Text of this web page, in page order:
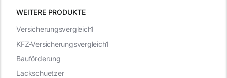
WEITERE PRODUKTE
Versicherungsvergleich1
KFZ-Versicherungsvergleich1
Bauförderung
Lackschuetzer